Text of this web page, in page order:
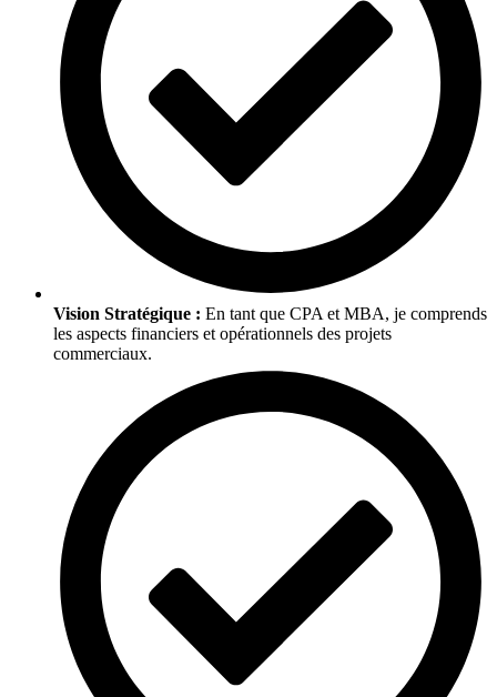
Vision Stratégique : En tant que CPA et MBA, je comprends
les aspects financiers et opérationnels des projets
commerciaux.